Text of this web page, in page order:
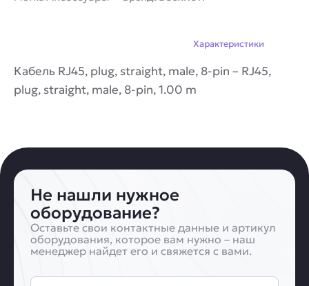
Характеристики
Кабель RJ45, plug, straight, male, 8-pin – RJ45,
plug, straight, male, 8-pin, 1.00 m
Не нашли нужное
оборудование?
Оставьте свои контактные данные и артикул
оборудования, которое вам нужно – наш
менеджер найдет его и свяжется с вами.
Артикул